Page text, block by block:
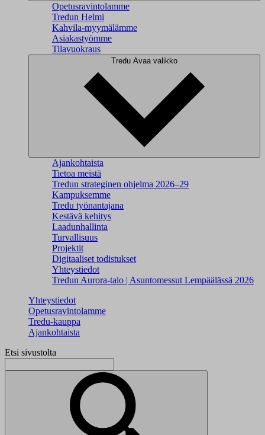
Opetusravintolamme
Tredun Helmi
Kahvila-myymälämme
Asiakastyömme
Tilavuokraus
Tredu Avaa valikko
Ajankohtaista
Tietoa meistä
Tredun strateginen ohjelma 2026–29
Kampuksemme
Tredu työnantajana
Kestävä kehitys
Laadunhallinta
Turvallisuus
Projektit
Digitaaliset todistukset
Yhteystiedot
Tredun Aurora-talo | Asuntomessut Lempäälässä 2026
Yhteystiedot
Opetusravintolamme
Tredu-kauppa
Ajankohtaista
Etsi sivustolta